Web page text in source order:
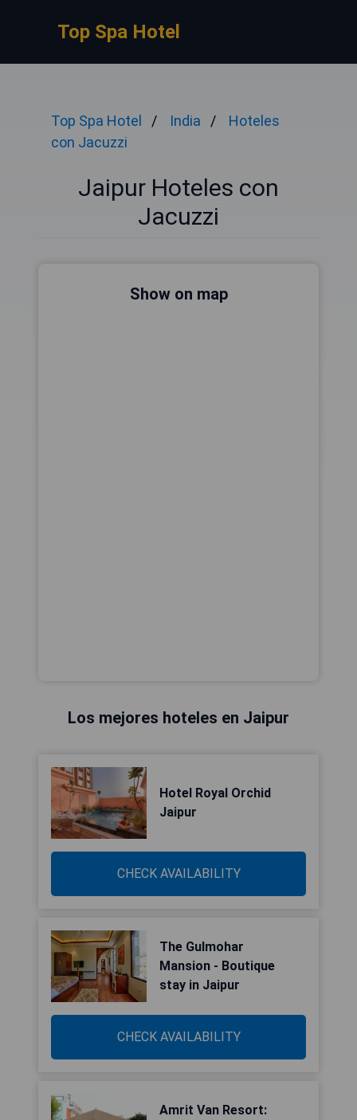
Top Spa Hotel
Top Spa Hotel India
Hoteles
con Jacuzzi
Jaipur Hoteles con
Jacuzzi
Show on map
Los mejores hoteles en Jaipur
Hotel Royal Orchid
Jaipur
CHECK AVAILABILITY
The Gulmohar
Mansion - Boutique
stay in Jaipur
CHECK AVAILABILITY
Amrit Van Resort: